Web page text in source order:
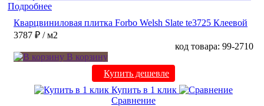
Подробнее
Кварцвиниловая плитка Forbo Welsh Slate te3725 Клеевой
3787 ₽ / м2
код товара: 99-2710
В корзину
Купить дешевле
Купить в 1 клик
Сравнение